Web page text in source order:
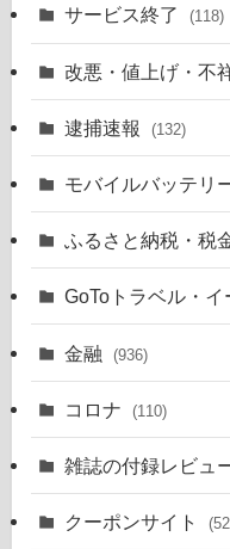
サービス終了 (118)
改悪・値上げ・不
逮捕速報 (132)
モバイルバッテリ
ふるさと納税・税
GoToトラベル・イ
金融 (936)
コロナ (110)
雑誌の付録レビュ
クーポンサイト